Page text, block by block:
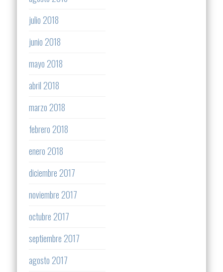
julio 2018
junio 2018
mayo 2018
abril 2018
marzo 2018
febrero 2018
enero 2018
diciembre 2017
noviembre 2017
octubre 2017
septiembre 2017
agosto 2017